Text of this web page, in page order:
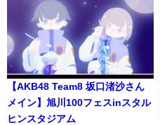
【AKB48 Team8 坂口渚沙さん
メイン】旭川100フェスinスタル
ヒンスタジアム